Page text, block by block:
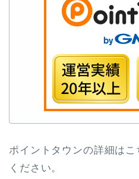
ポイントタウンの詳細は
ください。